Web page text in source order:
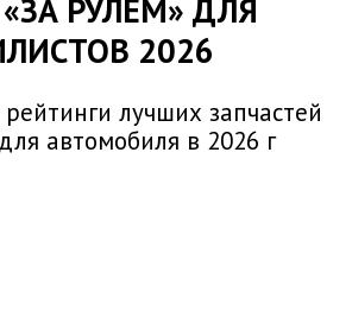
РУЛЕМ» ДЛЯ
2026
лучших запчастей
автомобиля в 2026 г